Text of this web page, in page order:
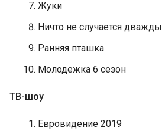
Жуки
Ничто не случается дважды
Ранняя пташка
Молодежка 6 сезон
ТВ-шоу
Евровидение 2019